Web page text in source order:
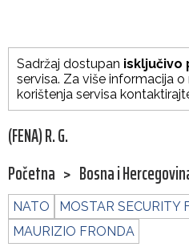
Sadržaj dostupan isključivo
servisa. Za više informacija
korištenja servisa
(FENA) R. G.
Početna > Bosna i
NATO
MOSTAR SECURITY
MAURIZIO FRONDA